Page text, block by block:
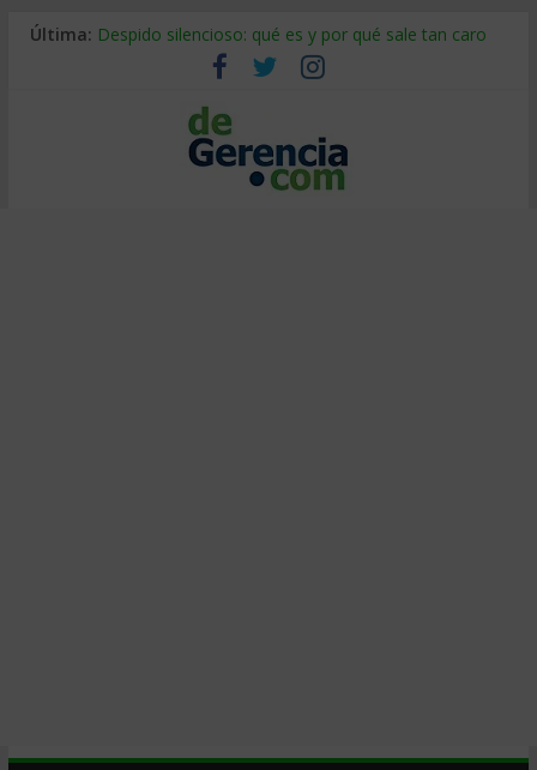
Última: Despido silencioso: qué es y por qué sale tan caro
La economía de Venezuela después del terremoto
Los 8 pasos de Kotter: liderar el cambio sin fracasar
Gestión de proyectos con IA: qué cambia en el oficio
IA y creatividad: cómo evitar que todos piensen igual